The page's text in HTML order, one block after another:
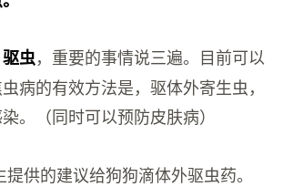
虫，重要的事情说三遍。目前可以
病的有效方法是，驱体外寄生虫，
。（同时可以预防皮肤病）
供的建议给狗狗滴体外驱虫药。